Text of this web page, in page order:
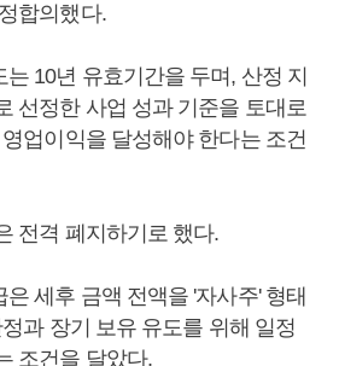
합의했다.
10년 유효기간을 두며, 산정 지
선정한 사업 성과 기준을 토대로
업이익을 달성해야 한다는 조건
전격 폐지하기로 했다.
세후 금액 전액을 '자사주' 형태
과 장기 보유 유도를 위해 일정
조건을 달았다.